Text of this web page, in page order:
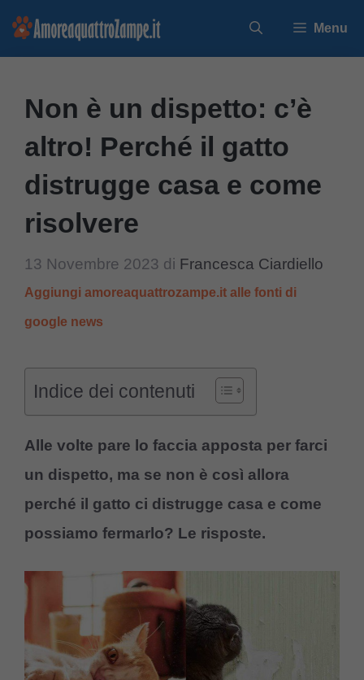
Vai
Menu
Non è un dispetto: c’è
altro! Perché il gatto
distrugge casa e come
risolvere
13 Novembre 2023 di Francesca Ciardiello
Aggiungi amoreaquattrozampe.it alle fonti di
google news
Indice dei contenuti
Alle volte pare lo faccia apposta per farci
un dispetto, ma se non è così allora
perché il gatto ci distrugge casa e come
possiamo fermarlo? Le risposte.